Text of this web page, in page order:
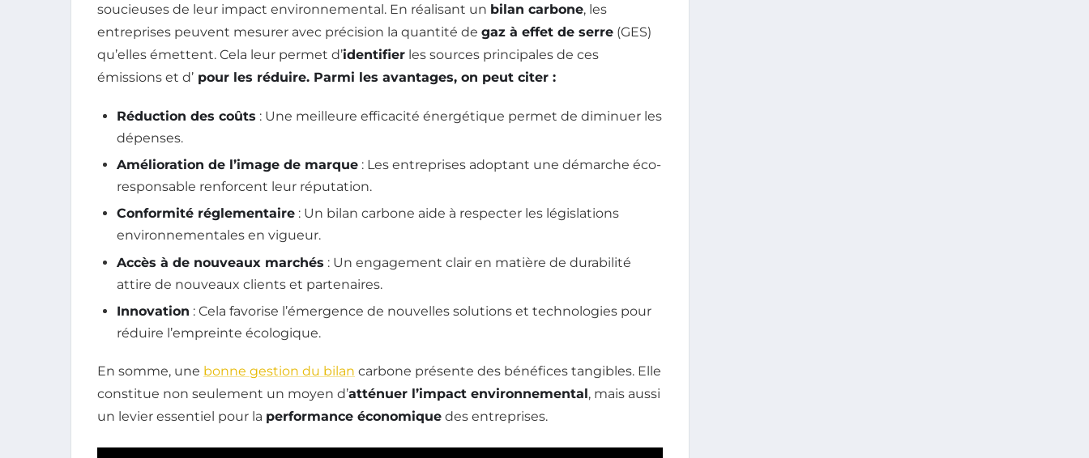
soucieuses de leur impact environnemental. En réalisant un bilan carbone, les
entreprises peuvent mesurer avec précision la quantité de gaz à effet de serre (GES)
qu’elles émettent. Cela leur permet d’identifier les sources principales de ces
émissions et d’ pour les réduire. Parmi les avantages, on peut citer :
Réduction des coûts : Une meilleure efficacité énergétique permet de diminuer les
dépenses.
Amélioration de l’image de marque : Les entreprises adoptant une démarche éco-
responsable renforcent leur réputation.
Conformité réglementaire : Un bilan carbone aide à respecter les législations
environnementales en vigueur.
Accès à de nouveaux marchés : Un engagement clair en matière de durabilité
attire de nouveaux clients et partenaires.
Innovation : Cela favorise l’émergence de nouvelles solutions et technologies pour
réduire l’empreinte écologique.
En somme, une bonne gestion du bilan carbone présente des bénéfices tangibles. Elle
constitue non seulement un moyen d’atténuer l’impact environnemental, mais aussi
un levier essentiel pour la performance économique des entreprises.